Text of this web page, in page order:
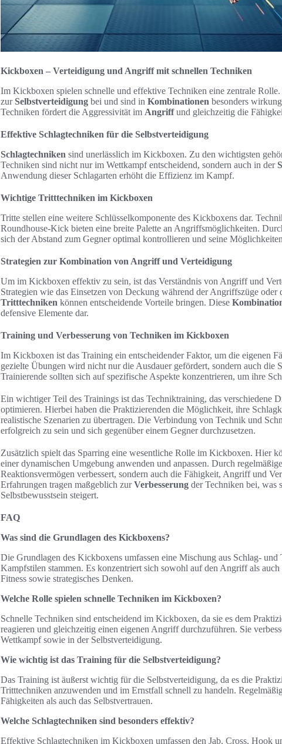
Kickboxen – Verteidigung und Angriff mit schnellen Techniken
Im Kickboxen spielen schnelle und effektive Techniken eine zentrale
zurSelbstverteidigung bei und sind in Kombinationen besonders
Techniken fördert die Aggressivität im Angriffund gleichzeitig die
Effektive Schlagtechniken für die Selbstverteidigung
Schlagtechniken sind unerlässlich im Kickboxen. Zu den wichtigsten
Techniken sind nicht nur im Wettkampf entscheidend, sondern auch in der
Anwendung dieser Schlagarten erhöht die Effizienz im Kampf.
Wichtige Tritttechniken im Kickboxen
Tritte stellen eine weitere Schlüsselkomponente des Kickboxens dar.
Roundhouse-Kick bieten eine breite Palette an Angriffsmöglichkeiten.
sich der Abstand zum Gegner optimal kontrollieren und seine
Strategien zur Kombination von Angriff und Verteidigung
Um im Kickboxen effektiv zu sein, ist das Verständnis von Angriff und
Strategien wie das Einsetzen von Deckung während der Angriffszüge oder
Tritttechniken können entscheidende Vorteile bringen. Diese
defensive Elemente dar.
Training und Verbesserung von Techniken im Kickboxen
Im Kickboxen ist das Training ein entscheidender Faktor, um die eigenen
gezielte Übungen wird nicht nur die Ausdauer gefördert, sondern auch die
Trainierende sollten sich auf spezifische Aspekte konzentrieren, um ihre
Ein wichtiger Teil des Trainings ist das Techniktraining, das verschiedene
optimieren. Hierbei haben die Praktizierenden die Möglichkeit, ihre
realistische Szenarien zu übertragen. Die Verbindung von Technik und
erfolgreich zu sein und sich gegenüber einem Gegner durchzusetzen.
Zusätzlich spielt das Sparring eine wesentliche Rolle im Kickboxen. Hier
einer dynamischen Umgebung anwenden und anpassen. Durch
Reaktionsvermögen verbessert, sondern auch die Fähigkeit, Angriff und
Erfahrungen tragen maßgeblich zurVerbesserung der Techniken bei, was
Selbstbewusstsein steigert.
FAQ
Was sind die Grundlagen des Kickboxens?
Die Grundlagen des Kickboxens umfassen eine Mischung aus Schlag- und
Kampfstilen stammen. Es konzentriert sich sowohl auf den Angriff als
Fitness sowie strategisches Denken.
Welche Rolle spielen schnelle Techniken im Kickboxen?
Schnelle Techniken sind entscheidend im Kickboxen, da sie es dem
reagieren und gleichzeitig einen eigenen Angriff durchzuführen. Sie
Wettkampf sowie in der Selbstverteidigung.
Wie wichtig ist das Training für die Selbstverteidigung?
Das Training ist äußerst wichtig für die Selbstverteidigung, da es die
Tritttechniken anzuwenden und im Ernstfall schnell zu handeln.
Fähigkeiten als auch das Selbstvertrauen.
Welche Schlagtechniken sind besonders effektiv?
Effektive Schlagtechniken im Kickboxen umfassen den Jab, Cross, Hook